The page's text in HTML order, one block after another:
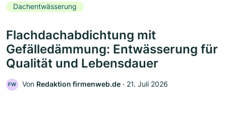
Dachentwässerung
Flachdachabdichtung mit
Gefälledämmung: Entwässerung für
Qualität und Lebensdauer
FW Von Redaktion firmenweb.de ‧ 21. Juli 2026